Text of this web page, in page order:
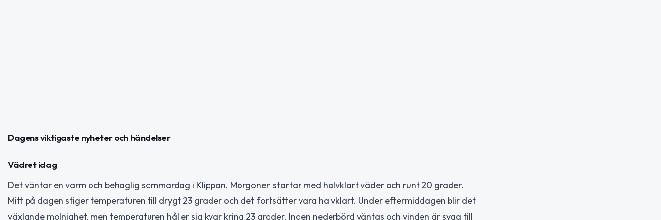
Dagens viktigaste nyheter och händelser
Vädret idag
Det väntar en varm och behaglig sommardag i Klippan. Morgonen startar med halvklart väder och runt 20 grader.
Mitt på dagen stiger temperaturen till drygt 23 grader och det fortsätter vara halvklart. Under eftermiddagen blir det
växlande molnighet, men temperaturen håller sig kvar kring 23 grader. Ingen nederbörd väntas och vinden är svag till